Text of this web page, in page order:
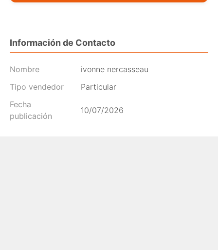
Información de Contacto
Nombre
ivonne nercasseau
Tipo vendedor
Particular
Fecha
publicación
10/07/2026